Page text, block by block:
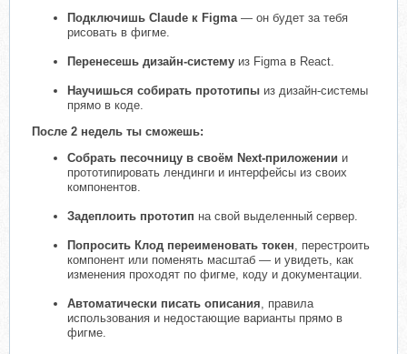
Подключишь Claude к Figma— он будет за тебя
рисовать в фигме.
Перенесешь дизайн-систему из Figma в React.
Научишься собирать прототипы из дизайн-системы
прямо в коде.
После 2 недель ты сможешь:
Собрать песочницу в своём Next-приложении и
прототипировать лендинги и интерфейсы из своих
компонентов.
Задеплоить прототип на свой выделенный сервер.
Попросить Клод переименовать токен, перестроить
компонент или поменять масштаб — и увидеть, как
изменения проходят по фигме, коду и документации.
Автоматически писать описания, правила
использования и недостающие варианты прямо в
фигме.